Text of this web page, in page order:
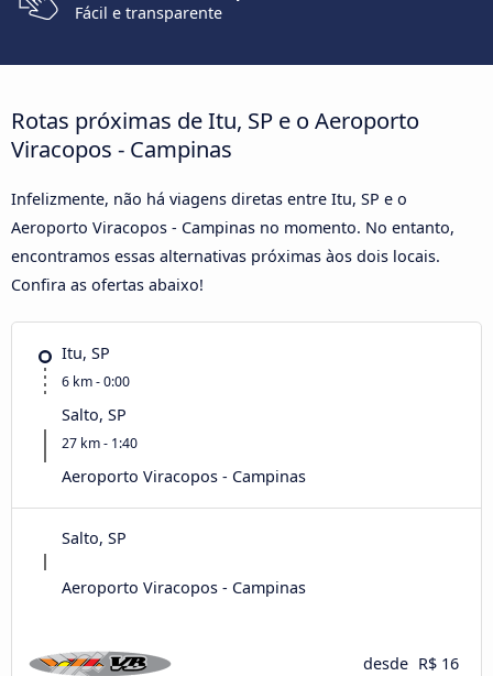
Fácil e transparente
Rotas próximas de Itu, SP e o Aeroporto
Viracopos - Campinas
Infelizmente, não há viagens diretas entre Itu, SP e o
Aeroporto Viracopos - Campinas no momento. No entanto,
encontramos essas alternativas próximas àos dois locais.
Confira as ofertas abaixo!
Itu, SP
6 km - 0:00
Salto, SP
27 km - 1:40
Aeroporto Viracopos - Campinas
Salto, SP
Aeroporto Viracopos - Campinas
desde R$ 16